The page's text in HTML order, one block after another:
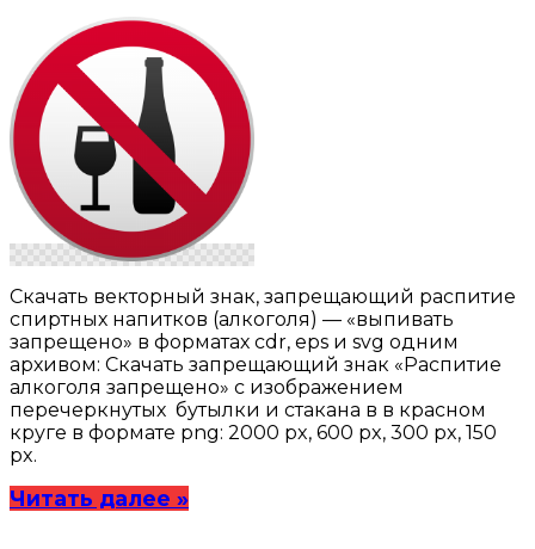
Скачать векторный знак, запрещающий распитие
спиртных напитков (алкоголя) — «выпивать
запрещено» в форматах cdr, eps и svg одним
архивом: Скачать запрещающий знак «Распитие
алкоголя запрещено» с изображением
перечеркнутых бутылки и стакана в в красном
круге в формате png: 2000 px, 600 px, 300 px, 150
px.
Читать далее »